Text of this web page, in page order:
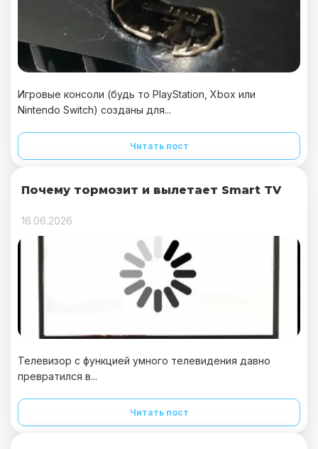
Игровые консоли (будь то PlayStation, Xbox или
Nintendo Switch) созданы для...
Читать пост
Почему тормозит и вылетает Smart TV
16.06.2026
Телевизор с функцией умного телевидения давно
превратился в...
Читать пост